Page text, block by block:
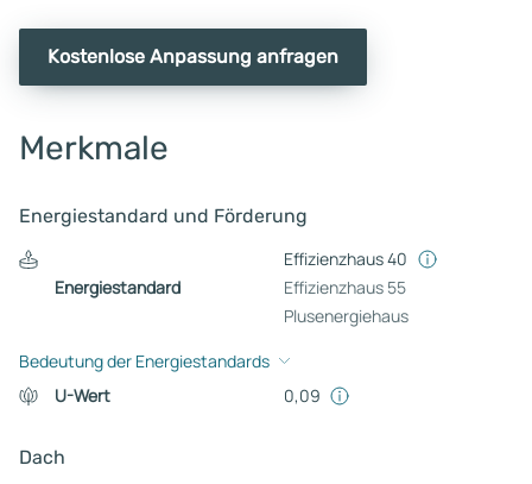
Kostenlose Anpassung anfragen
Merkmale
Energiestandard und Förderung
Energiestandard
Effizienzhaus 40
Effizienzhaus 55
Plusenergiehaus
Bedeutung der Energiestandards
U-Wert
0,09
Dach